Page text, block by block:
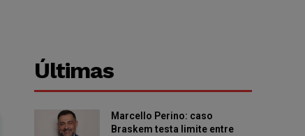
Últimas
Marcello Perino: caso
Braskem testa limite entre